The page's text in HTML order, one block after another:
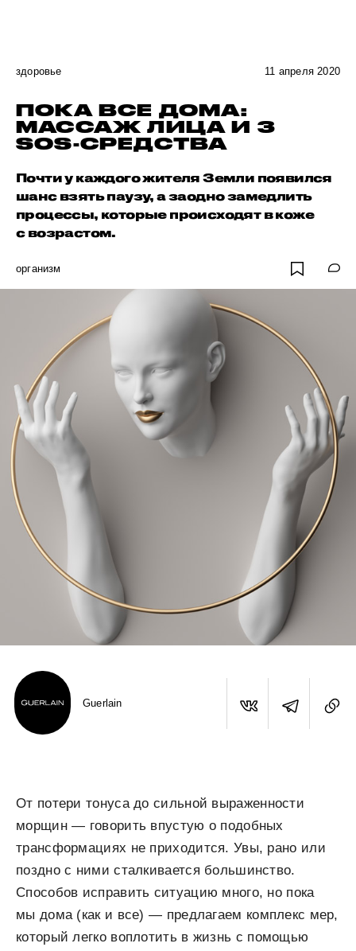
здоровье 11 апреля 2020
ПОКА ВСЕ ДОМА:
МАССАЖ ЛИЦА И 3
SOS-СРЕДСТВА
Почти у каждого жителя Земли появился
шанс взять паузу, а заодно замедлить
процессы, которые происходят в коже
с возрастом.
организм
Guerlain
От потери тонуса до сильной выраженности
морщин — говорить впустую о подобных
трансформациях не приходится. Увы, рано или
поздно с ними сталкивается большинство.
Способов исправить ситуацию много, но пока
мы дома (как и все) — предлагаем комплекс мер,
который легко воплотить в жизнь с помощью